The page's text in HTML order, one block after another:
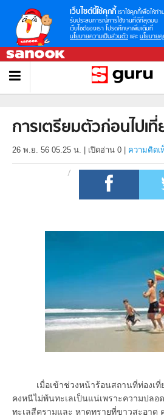
เว็บไซต์นี้ใช้คุกกี้ เราใช้คุกกี้เพื่อให้ท่า
รับประสบการณ์การใช้งานที่ดีที่สุดบน
เว็บไซต์ของเรา โปรดศึกษาเพิ่มเติมที่
นโยบายความเป็นส่วนตัว และ นโยบาย
การเตรียมตัวก่อนไปเที่
26 พ.ย. 56 05.25 น. เปิดอ่าน 0 ความคิดเ
เมื่อเข้าช่วงหน้าร้อนสถานที่ท่องเที่ย
คงหนีไม่พ้นทะเลเป็นแน่เพราะความปลอ
ทะเลสีครามและ หาดทรายที่ขาวสะอาด